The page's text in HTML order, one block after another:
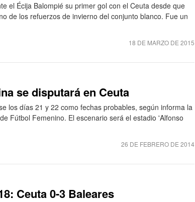
el Écija Balompié su primer gol con el Ceuta desde que
de los refuerzos de invierno del conjunto blanco. Fue un
18 DE MARZO DE 2015
se disputará en Ceuta
los días 21 y 22 como fechas probables, según informa la
Fútbol Femenino. El escenario será el estadio 'Alfonso
26 DE FEBRERO DE 2014
Ceuta 0-3 Baleares